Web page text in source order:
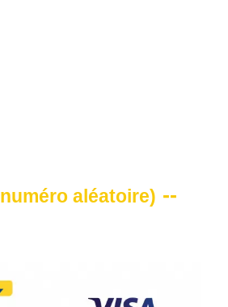
numéro aléatoire) --